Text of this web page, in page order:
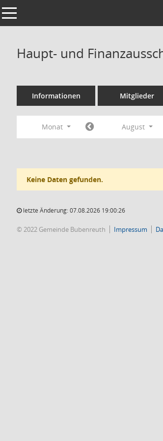
Toggle navigation
Haupt- und
Informationen Mitglieder
Monat August
Keine Daten gefunden.
letzte Änderung: 07.08.2026 19:00:26
© 2022 Gemeinde Bubenreuth Impressum